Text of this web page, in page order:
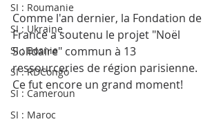
SI : Roumanie
SI : Ukraine
SI : Bosnie
SI : RDCongo
SI : Cameroun
SI : Maroc
Comme l'an dernier, la Fondation de
France a soutenu le projet "Noël
Solidaire" commun à 13
ressourceries de région parisienne.
Ce fut encore un grand moment!